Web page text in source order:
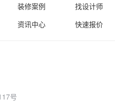
装修案例
找设计师
资讯中心 快速报价
号